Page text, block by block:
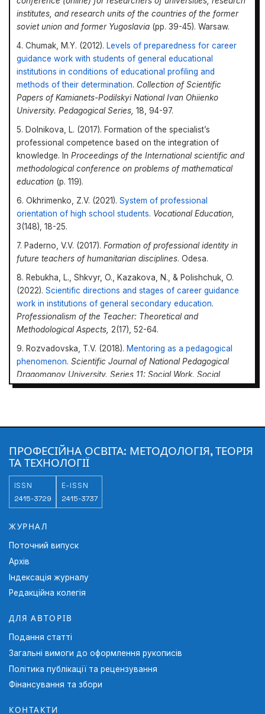
institutes, and research units of the countries of the former
soviet union and former Yugoslavia (pp. 39-45). Warsaw.
4. Chumak, M.Y. (2012). Levels of preparedness for career
guidance work with students of general educational
institutions in conditions of educational profiling and
methods of their determination. Collection of Scientific
Papers of Kamianets-Podilskyi National Ivan Ohiienko
University. Pedagogical Series,18, 94-97.
5. Dolnikova, L. (2017). Formation of the specialist’s
professional competence based on the integration of
knowledge. InProceedings of the International scientific and
methodological conference on problems of mathematical
education (p. 119).
6. Okhrimenko, Z.V. (2021).System of professional
orientation of high school students. Vocational Education,
3(148), 18-25.
7. Paderno, V.V. (2017).Formation of professional identity in
future teachers of humanitarian disciplines. Odesa.
8. Rebukha, L., Shkvyr, O., Kazakova, N., & Polishchuk, O.
(2022).Scientific directions and stages of career guidance
work in institutions of general secondary education.
Professionalism of the Teacher: Theoretical and
Methodological Aspects,2(17), 52-64.
9. Rozvadovska, T.V. (2018). Mentoring as a pedagogical
phenomenon.Scientific Journal of National Pedagogical
Dragomanov University. Series 11: Social Work. Social
Pedagogy,24(2), 140-147.
Named After Pavlo Tychyna. Pedagogical Sciences,2, 146-
151.
11. Zaporozhtseva, Y.S. (2020).
(mentoring) as support for the professional development of
a modern teacher. Pedagogy of the Formation of a Creative
Professional
https://doi.org/10.31470/2415-3729-2022-16-270-
286
ПРОФЕСІЙНА ОСВІТА: МЕТОДОЛОГІЯ, ТЕОРІЯ
ТА ТЕХНОЛОГІЇ
ISSN
2415-3729
E-ISSN
2415-3737
ЖУРНАЛ
Поточний випуск
Архів
Індексація журналу
Редакційна колегія
ДЛЯ АВТОРІВ
Подання статті
Загальні вимоги до оформлення рукописів
Політика публікації та рецензування
Фінансування та збори
КОНТАКТИ